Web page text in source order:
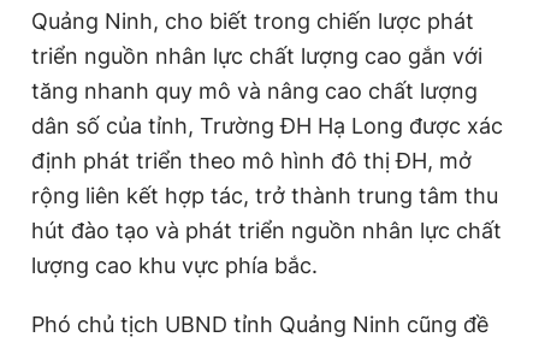
Quảng Ninh, cho biết trong chiến lược phát
triển nguồn nhân lực chất lượng cao gắn với
tăng nhanh quy mô và nâng cao chất lượng
dân số của tỉnh, Trường ĐH Hạ Long được xác
định phát triển theo mô hình đô thị ĐH, mở
rộng liên kết hợp tác, trở thành trung tâm thu
hút đào tạo và phát triển nguồn nhân lực chất
lượng cao khu vực phía bắc.
Phó chủ tịch UBND tỉnh Quảng Ninh cũng đề